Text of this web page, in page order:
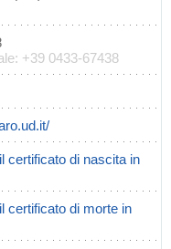
+39 0433-67438
certificato di nascita in
certificato di morte in